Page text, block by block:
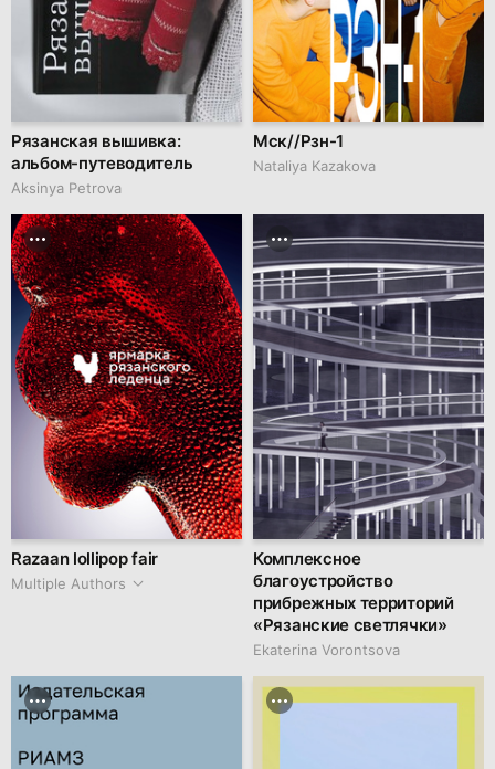
Рязанская вышивка:
альбом-путеводитель
Aksinya Petrova
Мск//Рзн-1
Nataliya Kazakova
Razaan lollipop fair
Multiple Authors
Комплексное
благоустройство
прибрежных территорий
«Рязанские светлячки»
Ekaterina Vorontsova